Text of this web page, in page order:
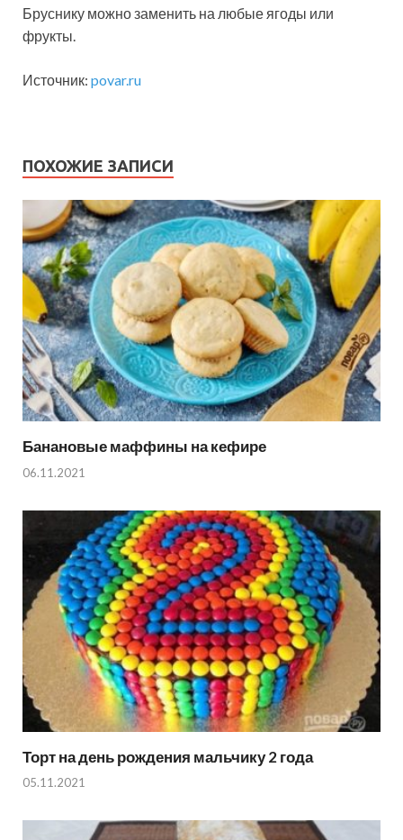
Бруснику можно заменить на любые ягоды или
фрукты.
Источник: povar.ru
ПОХОЖИЕ ЗАПИСИ
Банановые маффины на кефире
06.11.2021
Торт на день рождения мальчику 2 года
05.11.2021